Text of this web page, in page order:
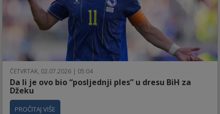
ČETVRTAK, 02.07.2026 | 05:04
Da li je ovo bio “posljednji ples” u dresu BiH za
Džeku
PROČITAJ VIŠE